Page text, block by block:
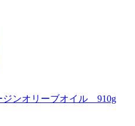
ジンオリーブオイル 910g